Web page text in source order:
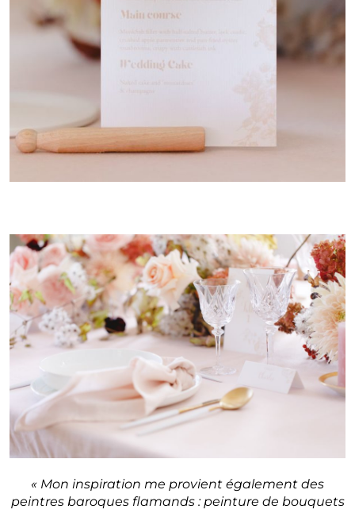
« Mon inspiration me provient également des
peintres baroques flamands : peinture de bouquets